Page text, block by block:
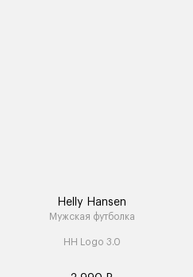
Helly Hansen
Мужская футболка
HH Logo 3.0